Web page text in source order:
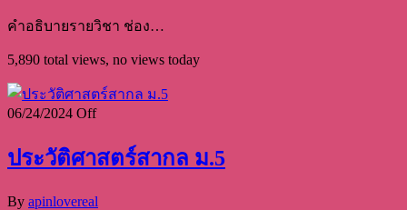
คำอธิบายรายวิชา ช่อง…
5,890 total views, no views today
06/24/2024 Off
ประวัติศาสตร์สากล ม.5
By apinlovereal